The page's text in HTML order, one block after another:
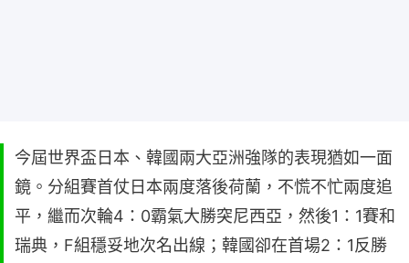
今屆世界盃日本、韓國兩大亞洲強隊的表現猶如一面
鏡。分組賽首仗日本兩度落後荷蘭，不慌不忙兩度追
平，繼而次輪4：0霸氣大勝突尼西亞，然後1：1賽和
瑞典，F組穩妥地次名出線；韓國卻在首場2：1反勝